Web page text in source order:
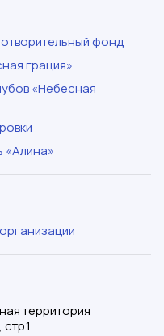
фонд
грация»
«Небесная
«Алина»
территория